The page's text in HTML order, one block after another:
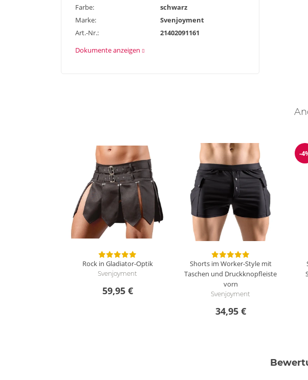
Farbe:
schwarz
Marke:
Svenjoyment
Art.-Nr.:
21402091161
Dokumente anzeigen
Rock in Gladiator-Optik
Svenjoyment
59,95 €
Shorts im Worker-Style mit
Taschen und Druckknopfleiste
vorn
Svenjoyment
34,95 €
-